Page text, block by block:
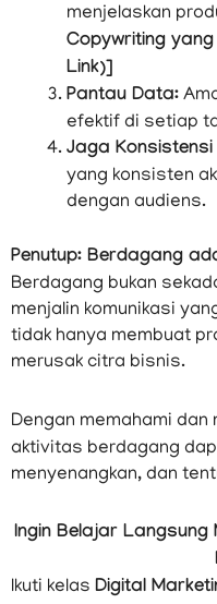
menjelaskan
Copywriting
Link)]
Pantau Data:
efektif di setiap
Jaga
yang konsisten
dengan audiens.
Penutup: Berdagang
Berdagang bukan
menjalin komunikasi
tidak hanya membuat
merusak citra bisnis.
Dengan memahami dan
aktivitas berdagang
menyenangkan, dan
Ingin Belajar Langsung
Ikuti kelas Digital